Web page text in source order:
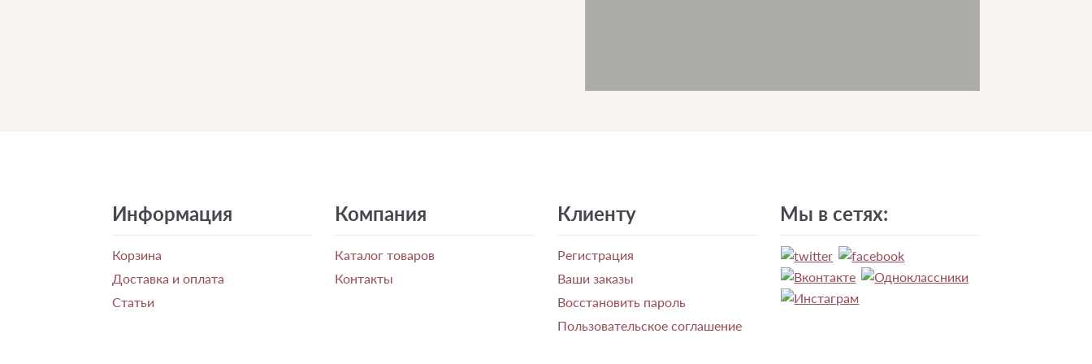
Информация
Корзина
Доставка и оплата
Статьи
Компания
Каталог товаров
Контакты
Клиенту
Регистрация
Ваши заказы
Восстановить пароль
Пользовательское соглашение
Мы в сетях: